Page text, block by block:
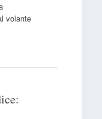
volante